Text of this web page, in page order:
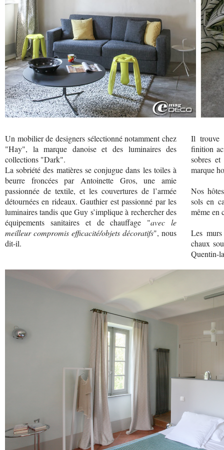
Un mobilier de designers sélectionné notamment chez
"Hay", la marque danoise et des luminaires des
collections "Dark".
La sobriété des matières se conjugue dans les toiles à
beurre froncées par Antoinette Gros, une amie
passionnée de textile, et les couvertures de l’armée
détournées en rideaux. Gauthier est passionné par les
luminaires tandis que Guy s’implique à rechercher des
équipements sanitaires et de chauffage "avec le
meilleur compromis efficacité/objets décoratifs", nous
dit-il.
Il trouve
finition
sobres
marque
Nos
sols en
même en
Les
chaux
Quentin-